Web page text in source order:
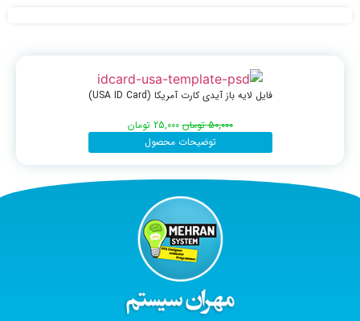
فایل لایه باز آیدی کارت آمریکا (USA ID Card)
50,000 تومان 25,000 تومان
توضیحات محصول